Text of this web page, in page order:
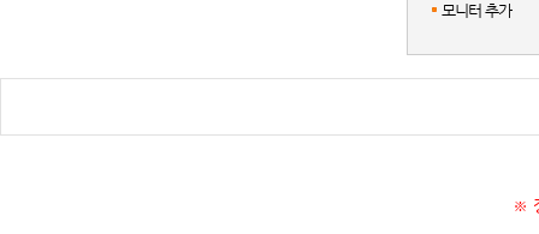
모니터 추가
※